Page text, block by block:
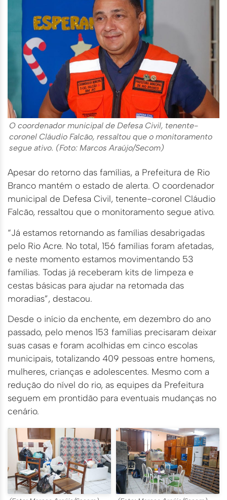
O coordenador municipal de Defesa Civil, tenente-
coronel Cláudio Falcão, ressaltou que o monitoramento
segue ativo. (Foto: Marcos Araújo/Secom)
Apesar do retorno das famílias, a Prefeitura de Rio
Branco mantém o estado de alerta. O coordenador
municipal de Defesa Civil, tenente-coronel Cláudio
Falcão, ressaltou que o monitoramento segue ativo.
“Já estamos retornando as famílias desabrigadas
pelo Rio Acre. No total, 156 famílias foram afetadas,
e neste momento estamos movimentando 53
famílias. Todas já receberam kits de limpeza e
cestas básicas para ajudar na retomada das
moradias”, destacou.
Desde o início da enchente, em dezembro do ano
passado, pelo menos 153 famílias precisaram deixar
suas casas e foram acolhidas em cinco escolas
municipais, totalizando 409 pessoas entre homens,
mulheres, crianças e adolescentes. Mesmo com a
redução do nível do rio, as equipes da Prefeitura
seguem em prontidão para eventuais mudanças no
cenário.